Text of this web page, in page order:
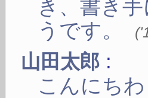
き、書き
うです。
(
山田太郎 :
こんにち